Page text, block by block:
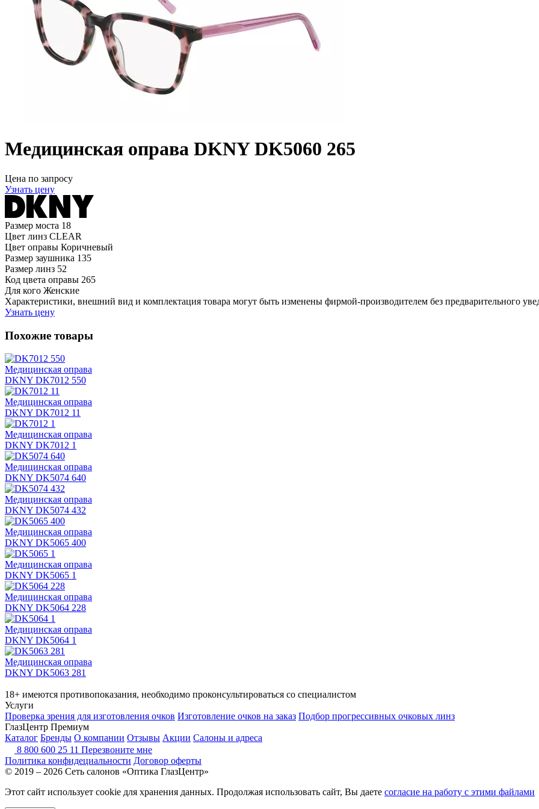
Медицинская оправа DKNY DK5060 265
Цена по запросу
Узнать цену
Размер моста 18
Цвет линз CLEAR
Цвет оправы Коричневый
Размер заушника 135
Размер линз 52
Код цвета оправы 265
Для кого Женские
Характеристики, внешний вид и комплектация товара могут быть изменены фирмой-производителем без предварительного
Узнать цену
Похожие товары
Медицинская оправа
DKNY DK7012 550
Медицинская оправа
DKNY DK7012 11
Медицинская оправа
DKNY DK7012 1
Медицинская оправа
DKNY DK5074 640
Медицинская оправа
DKNY DK5074 432
Медицинская оправа
DKNY DK5065 400
Медицинская оправа
DKNY DK5065 1
Медицинская оправа
DKNY DK5064 228
Медицинская оправа
DKNY DK5064 1
Медицинская оправа
DKNY DK5063 281
18+ имеются противопоказания, необходимо проконсультироваться со специалистом
Услуги
Проверка зрения для изготовления очков Изготовление очков на заказ Подбор прогрессивных очковых линз
ГлазЦентр Премиум
Каталог Бренды О компании Отзывы Акции Салоны и адреса
8 800 600 25 11 Перезвоните мне
Политика конфидециальности Договор оферты
© 2019 – 2026 Сеть салонов «Оптика ГлазЦентр»
Этот сайт использует cookie для хранения данных. Продолжая использовать сайт, Вы даете согласие на работу с этими файлами